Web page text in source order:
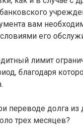
вам
его
лимит
благодаря
переводе долга
трех месяцев?